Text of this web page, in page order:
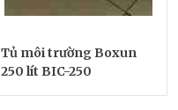
Tủ môi trường Boxun
250 lít BIC-250